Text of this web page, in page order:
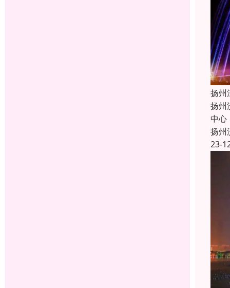
扬州
扬州
中心
扬州
23-